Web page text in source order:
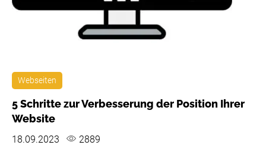
Webseiten
5 Schritte zur Verbesserung der Position Ihrer
Website
18.09.2023 2889